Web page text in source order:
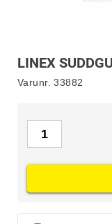
LINEX
Varunr. 33882